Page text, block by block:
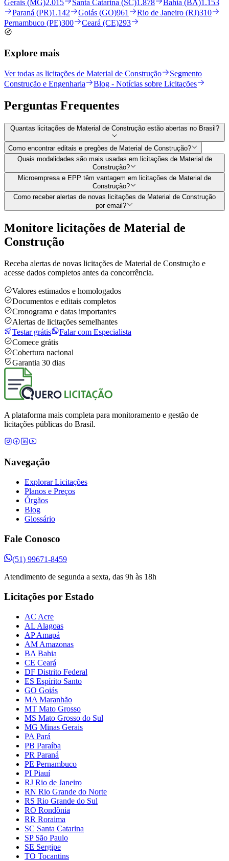
Gerais (MG)2.015 Santa Catarina (SC)1.878 Bahia (BA)1.153
Paraná (PR)1.142 Goiás (GO)961 Rio de Janeiro (RJ)310
Pernambuco (PE)300 Ceará (CE)293
Explore mais
Ver todas as licitações de Material de Construção
Segmento
Construção e Engenharia
Blog - Notícias sobre Licitações
Perguntas Frequentes
Quantas licitações de Material de Construção estão abertas no Brasil?
Como encontrar editais e pregões de Material de Construção?
Quais modalidades são mais usadas em licitações de Material de
Construção?
Microempresa e EPP têm vantagem em licitações de Material de
Construção?
Como receber alertas de novas licitações de Material de Construção
por email?
Monitore licitações de Material de
Construção
Receba alertas de novas licitações de Material de Construção e
acesse dados completos antes da concorrência.
Valores estimados e homologados
Documentos e editais completos
Cronograma e datas importantes
Alertas de licitações semelhantes
Testar grátis
Falar com Especialista
Comece grátis
Cobertura nacional
Garantia 30 dias
A plataforma mais completa para monitoramento e gestão de
licitações públicas do Brasil.
Navegação
Explorar Licitações
Planos e Preços
Órgãos
Blog
Glossário
Fale Conosco
(51) 99671-8459
Atendimento de segunda a sexta, das 9h às 18h
Licitações por Estado
AC Acre
AL Alagoas
AP Amapá
AM Amazonas
BA Bahia
CE Ceará
DF Distrito Federal
ES Espírito Santo
GO Goiás
MA Maranhão
MT Mato Grosso
MS Mato Grosso do Sul
MG Minas Gerais
PA Pará
PB Paraíba
PR Paraná
PE Pernambuco
PI Piauí
RJ Rio de Janeiro
RN Rio Grande do Norte
RS Rio Grande do Sul
RO Rondônia
RR Roraima
SC Santa Catarina
SP São Paulo
SE Sergipe
TO Tocantins